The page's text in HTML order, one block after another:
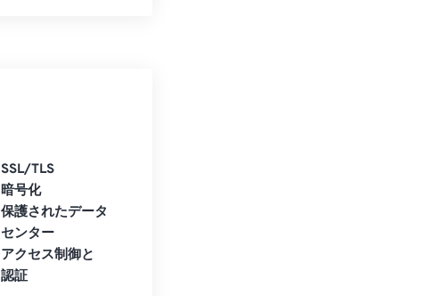
SSL/TLS
暗号化
保護されたデータ
センター
アクセス制御と
認証